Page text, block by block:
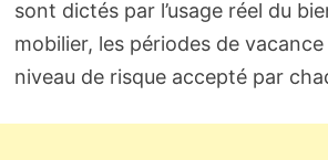
sont dictés par l’usage réel du
mobilier, les périodes de
niveau de risque accepté par